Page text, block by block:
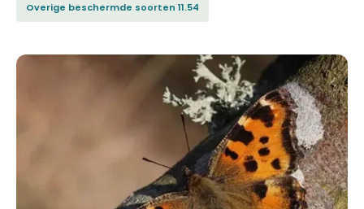
Overige beschermde soorten 11.54